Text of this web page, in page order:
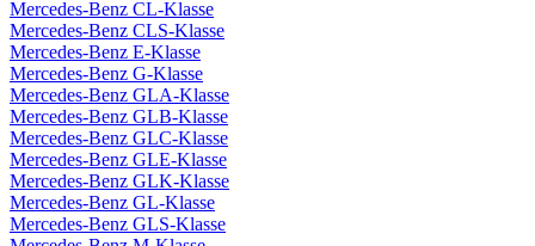
Mercedes-Benz CL-Klasse
Mercedes-Benz CLS-Klasse
Mercedes-Benz E-Klasse
Mercedes-Benz G-Klasse
Mercedes-Benz GLA-Klasse
Mercedes-Benz GLB-Klasse
Mercedes-Benz GLC-Klasse
Mercedes-Benz GLE-Klasse
Mercedes-Benz GLK-Klasse
Mercedes-Benz GL-Klasse
Mercedes-Benz GLS-Klasse